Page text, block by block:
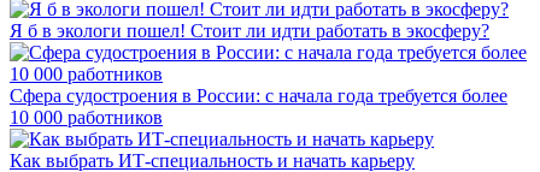
Я б в экологи пошел! Стоит ли идти работать в экосферу?
Сфера судостроения в России: с начала года требуется более
10 000 работников
Как выбрать ИТ-специальность и начать карьеру